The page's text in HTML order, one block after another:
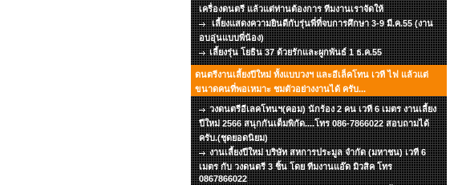
เครื่องดนตรี แล้วแต่ท่านต้องการ ทีมงานเราจัดให้
เลี้ยงแสดงความยินดีกับรุ่นพี่ที่จบการศึกษา 3-9 มี.ค.55 (งาน
อบอุ่นแบบพี่น้อง)
เลี้ยงรุ่น โยธิน 37 ด้วยรักและผูกพันธ์ 1 ธ.ค.55
ดนตรีงานเลี้ยงปีใหม่ ทั้งแบบวงฯ และอีเล็คโทน เวที ไฟ แล้วแต่
ขนาดคนที่พอเหมาะ ชมตัวอย่างงานได้ ครับ...
วงดนตรีอีเลคโทนฯ(คอม) นักร้อง 2 คน เวที 6 เมตร งานเลี้ยง
ปีใหม่ 2566 สนุกกันเต็มพิกัด....โทร 086-7866022 สอบถามได้
ครับ.(ชุดยอดนิยม)
งานเลี้ยงปีใหม่ บริษัท สหการประมูล จำกัด (มหาชน) เวที 6
เมตร กับ วงดนตรี 3 ชิ้น โดย ทีมงานแอ๊ด มิวสิค โทร
0867866022